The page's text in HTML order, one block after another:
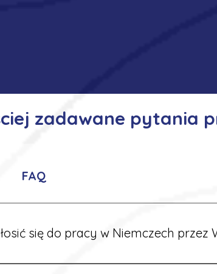
zadawane pytania
FAQ
się do pracy w Niemczech przez
formularz zgłoszeniowy na naszej stronie lub